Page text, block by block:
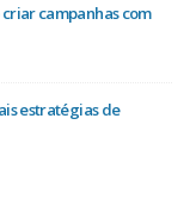
ajuda na conexão com o
como alcançar bons